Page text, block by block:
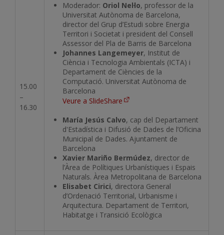
15.00
–
16.30
Moderador: Oriol Nel·lo, professor de la
Universitat Autònoma de Barcelona,
director del Grup d’Estudi sobre Energia
Territori i Societat i president del Consell
Assessor del Pla de Barris de Barcelona
Johannes Langemeyer, Institut de
Ciència i Tecnologia Ambientals (ICTA) i
Departament de Ciències de la
Computació. Universitat Autònoma de
Barcelona
Veure a SlideShare
María Jesús Calvo, cap del Departament
d'Estadística i Difusió de Dades de l’Oficina
Municipal de Dades. Ajuntament de
Barcelona
Xavier Mariño Bermúdez, director de
l’Àrea de Polítiques Urbanístiques i Espais
Naturals. Àrea Metropolitana de Barcelona
Elisabet Cirici, directora General
d’Ordenació Territorial, Urbanisme i
Arquitectura. Departament de Territori,
Habitatge i Transició Ecològica